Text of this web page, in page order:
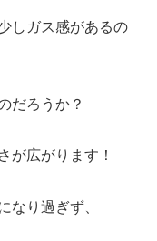
しガス感があるの
だろうか？
が広がります！
なり過ぎず、